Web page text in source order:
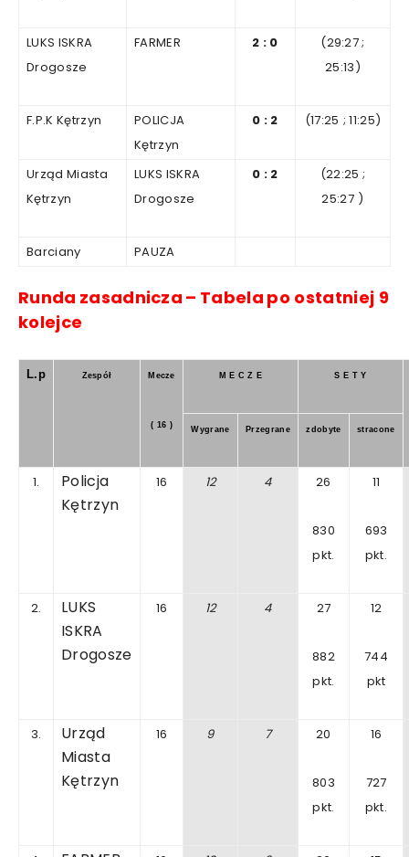
LUKS ISKRA
Drogosze
FARMER 2 : 0 (29:27;
25:13)
F.P.K Kętrzyn
POLICJA
Kętrzyn
0 : 2 (17:25 ; 11:25)
Urząd Miasta
Kętrzyn
LUKS ISKRA
Drogosze
0 : 2 (22:25 ;
25:27 )
Barciany PAUZA
Runda zasadnicza – Tabela po ostatniej 9
kolejce
L.p Zespół Mecze
( 16 )
M E C Z E S E T Y
Wygrane Przegrane zdobyte stracone
1.
Policja
Kętrzyn
16 12 4 26
830
pkt.
11
693
pkt.
2.
LUKS
ISKRA
Drogosze
16 12 4 27
882
pkt.
12
744
pkt
3.
Urząd
Miasta
Kętrzyn
16 9 7 20
803
pkt.
16
727
pkt.